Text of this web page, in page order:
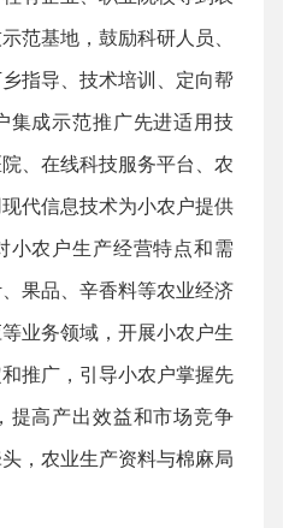
范基地，鼓励科研人员、
指导、技术培训、定向帮
集成示范推广先进适用技
、在线科技服务平台、农
代信息技术为小农户提供
小农户生产经营特点和需
果品、辛香料等农业经济
业务领域，开展小农户生
推广，引导小农户掌握先
提高产出效益和市场竞争
，农业生产资料与棉麻局